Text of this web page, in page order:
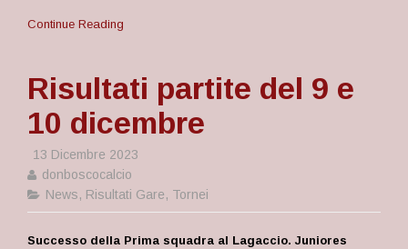
Continue Reading
Risultati partite del 9 e
10 dicembre
13 Dicembre 2023
donboscocalcio
News, Risultati Gare, Tornei
Successo della Prima squadra al Lagaccio. Juniores